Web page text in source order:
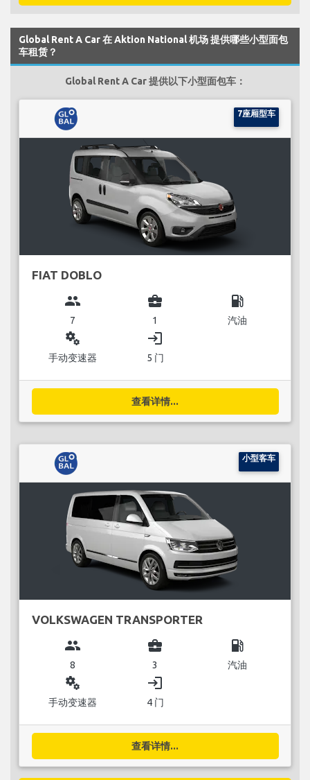
Global Rent A Car 在 Aktion National 机场 提供哪些小型面包
车租赁？
Global Rent A Car 提供以下小型面包车：
7座厢型车
FIAT DOBLO
group
7
business_center
1
local_gas_station
汽油
miscellaneous_services
手动变速器
login
5 门
查看详情...
小型客车
VOLKSWAGEN TRANSPORTER
group
8
business_center
3
local_gas_station
汽油
miscellaneous_services
手动变速器
login
4 门
查看详情...